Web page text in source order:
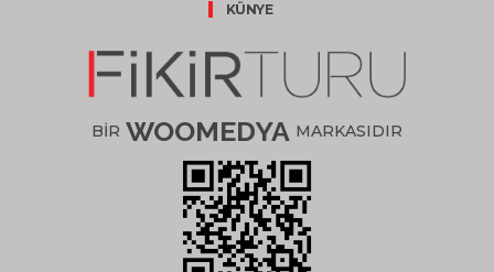
KÜNYE
BİR WOOMEDYA MARKASIDIR